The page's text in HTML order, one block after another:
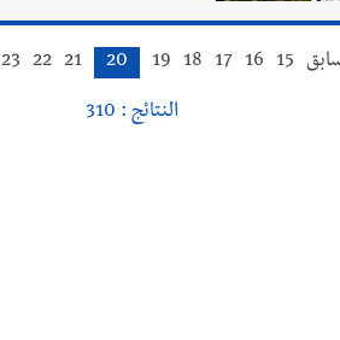
15
16
17
18
19
20
21
22
23
النتائج : 310